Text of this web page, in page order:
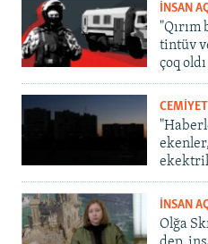
İNSAN
tintüv
çoq oldı
CEMİYET
İNSAN
Olğa